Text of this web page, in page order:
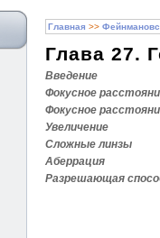
Главная >>
Глава 27.
Введение
Фокусное
Фокусное
Увеличение
Сложные линзы
Аберрация
Разрешающая